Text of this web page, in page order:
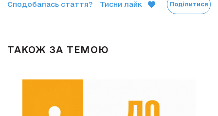
Сподобалась стаття? Тисни лайк Поділитися
ТАКОЖ ЗА ТЕМОЮ